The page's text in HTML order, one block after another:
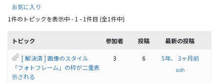
お気に入り
1件のトピックを表示中 - 1 - 1件目 (全1件中)
トピック 参加者 投稿 最新の投稿
[ 解決済 ] 画像のスタイル
「フォトフレーム」の枠が二重表
示される
3 6 5年、 3ヶ月前
ash